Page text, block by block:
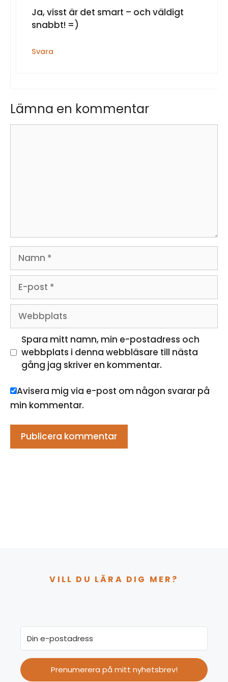
Ja, visst är det smart – och väldigt
snabbt! =)
Svara
Lämna en kommentar
Namn
post
Webbplats
Spara mitt namn, min e-postadress och
webbplats i denna webbläsare till nästa
gång jag skriver en kommentar.
Avisera mig via e-post om någon svarar på
min kommentar.
VILL DU LÄRA DIG MER?
Prenumerera på mitt nyhetsbrev!